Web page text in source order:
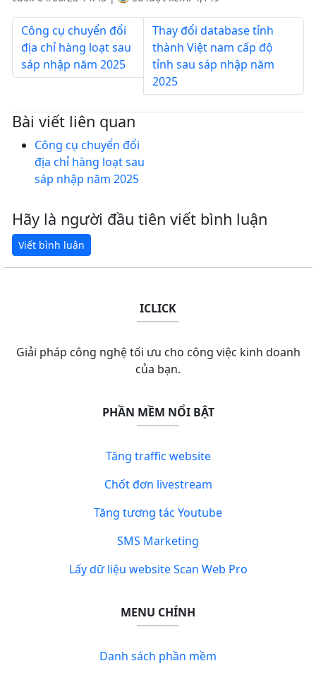
Công cụ chuyển đổi
địa chỉ hàng loạt sau
sáp nhập năm 2025
Thay đổi database tỉnh
thành Việt nam cấp độ
tỉnh sau sáp nhập năm
2025
Bài viết liên quan
Công cụ chuyển đổi
địa chỉ hàng loạt sau
sáp nhập năm 2025
Hãy là người đầu tiên viết bình luận
ICLICK
Giải pháp công nghệ tối ưu cho công việc kinh doanh
của bạn.
PHẦN MỀM NỔI BẬT
Tăng traffic website
Chốt đơn livestream
Tăng tương tác Youtube
SMS Marketing
Lấy dữ liệu website Scan Web Pro
MENU CHÍNH
Danh sách phần mềm